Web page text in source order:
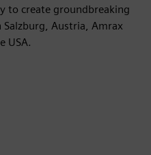
to create groundbreaking
Austria, Amrax
USA.